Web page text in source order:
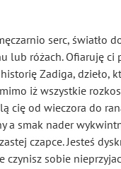
serc, światło
lub różach. Ofiaruję ci
Zadiga, dzieło,
iż wszystkie
cię od wieczora do
a smak nader
czapce. Jesteś
czynisz sobie